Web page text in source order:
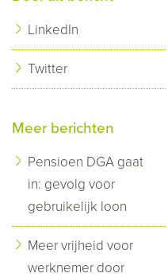
LinkedIn
Twitter
Meer berichten
Pensioen DGA gaat
in: gevolg voor
gebruikelijk loon
Meer vrijheid voor
werknemer door